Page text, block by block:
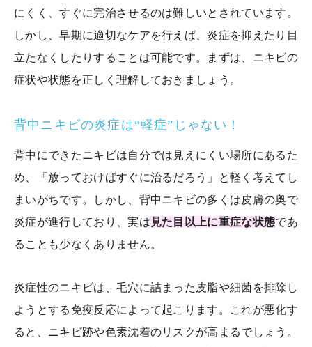
にくく、すぐに完治させるのは難しいとされています。
しかし、早期に適切なケアを行えば、炎症を抑えたり目
立たなくしたりすることは可能です。まずは、ニキビの
症状や状態を正しく理解しておきましょう。
背中ニキビの炎症は“軽症”じゃない！
背中にできたニキビは自分では見えにくい場所にあるた
め、「放っておけばすぐに治るだろう」と軽く考えてし
まいがちです。しかし、背中ニキビの多くは皮膚の奥で
炎症が進行しており、実は 見た目以上に重症な状態であ
ることも少なくありません。
炎症性のニキビは、毛穴に詰まった皮脂や細菌を排除し
ようとする免疫反応によって起こります。これが悪化す
ると、ニキビ跡や色素沈着のリスクが高まるでしょう。